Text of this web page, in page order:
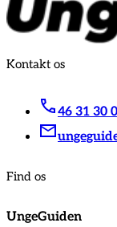
Kontakt os
46 31 30
Find os
UngeGuiden